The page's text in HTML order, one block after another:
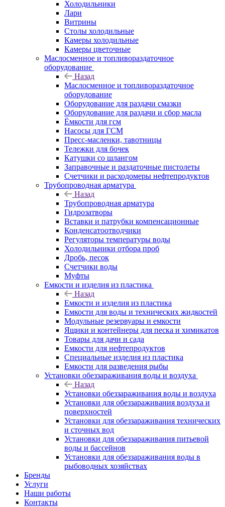
Холодильники
Лари
Витрины
Столы холодильные
Камеры холодильные
Камеры цветочные
Маслосменное и топливораздаточное
оборудование
Назад
Маслосменное и топливораздаточное
оборудование
Оборудование для раздачи смазки
Оборудование для раздачи и сбор масла
Ёмкости для гсм
Насосы для ГСМ
Пресс-масленки, тавотницы
Тележки для бочек
Катушки со шлангом
Заправочные и раздаточные пистолеты
Счетчики и расходомеры нефтепродуктов
Трубопроводная арматура
Назад
Трубопроводная арматура
Гидрозатворы
Вставки и патрубки компенсационные
Конденсатоотводчики
Регуляторы температуры воды
Холодильники отбора проб
Дробь, песок
Счетчики воды
Муфты
Емкости и изделия из пластика
Назад
Емкости и изделия из пластика
Емкости для воды и технических жидкостей
Модульные резервуары и емкости
Ящики и контейнеры для песка и химикатов
Товары для дачи и сада
Емкости для нефтепродуктов
Специальные изделия из пластика
Емкости для разведения рыбы
Установки обеззараживания воды и воздуха
Назад
Установки обеззараживания воды и воздуха
Установки для обеззараживания воздуха и
поверхностей
Установки для обеззараживания технических
и сточных вод
Установки для обеззараживания питьевой
воды и бассейнов
Установки для обеззараживания воды в
рыбоводных хозяйствах
Бренды
Услуги
Наши работы
Контакты